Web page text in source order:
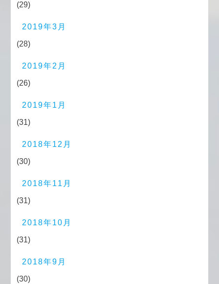
(29)
2019年3月
(28)
2019年2月
(26)
2019年1月
(31)
2018年12月
(30)
2018年11月
(31)
2018年10月
(31)
2018年9月
(30)